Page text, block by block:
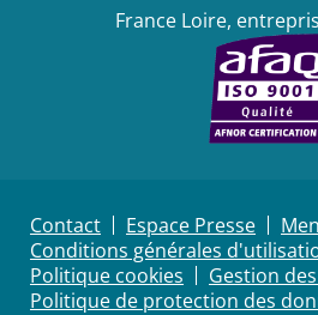
France Loire,
Contact Espace Presse
Conditions générales
Politique cookies
Gestion
Politique de protection des